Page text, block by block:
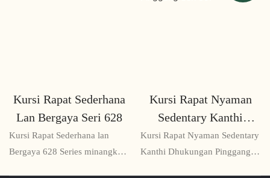
Kursi Rapat Sederhana
Lan Bergaya Seri 628
Kursi Rapat Sederhana lan
Bergaya 628 Series minangka
Kursi Rapat Nyaman
Sedentary Kanthi
Dhukungan Pinggang
Seri 607
Kursi Rapat Nyaman Sedentary
Kanthi Dhukungan Pinggang